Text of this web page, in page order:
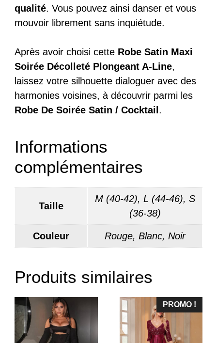
qualité. Vous pouvez ainsi danser et vous
mouvoir librement sans inquiétude.
Après avoir choisi cette Robe Satin Maxi
Soirée Décolleté Plongeant A-Line,
laissez votre silhouette dialoguer avec des
harmonies voisines, à découvrir parmi les
Robe De Soirée Satin / Cocktail .
Informations
complémentaires
Taille
M (40-42), L (44-46), S
(36-38)
Couleur Rouge, Blanc, Noir
Produits similaires
PROMO !